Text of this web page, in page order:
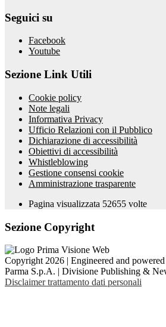
Seguici su
Facebook
Youtube
Sezione Link Utili
Cookie policy
Note legali
Informativa Privacy
Ufficio Relazioni con il Pubblico
Dichiarazione di accessibilità
Obiettivi di accessibilità
Whistleblowing
Gestione consensi cookie
Amministrazione trasparente
Pagina visualizzata 52655 volte
Sezione Copyright
Copyright 2026 | Engineered and
Parma S.p.A. | Divisione Publishing &
Disclaimer trattamento dati personali